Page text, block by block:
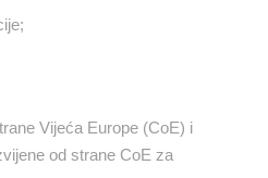
Vijeća Europe (CoE) i
od strane CoE za